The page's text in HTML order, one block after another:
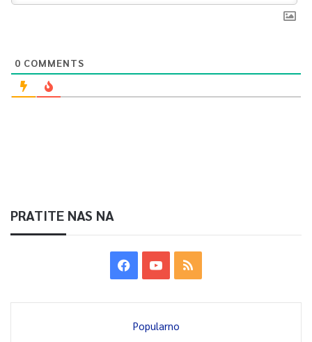
0 COMMENTS
PRATITE NAS NA
Popularno